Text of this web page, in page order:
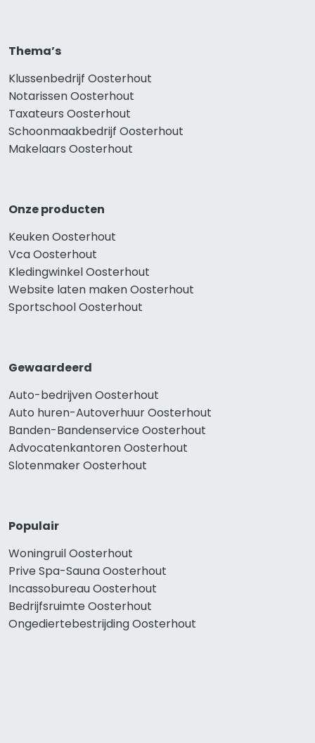
Thema’s
Klussenbedrijf Oosterhout
Notarissen Oosterhout
Taxateurs Oosterhout
Schoonmaakbedrijf Oosterhout
Makelaars Oosterhout
Onze producten
Keuken Oosterhout
Vca Oosterhout
Kledingwinkel Oosterhout
Website laten maken Oosterhout
Sportschool Oosterhout
Gewaardeerd
Auto-bedrijven Oosterhout
Auto huren-Autoverhuur Oosterhout
Banden-Bandenservice Oosterhout
Advocatenkantoren Oosterhout
Slotenmaker Oosterhout
Populair
Woningruil Oosterhout
Prive Spa-Sauna Oosterhout
Incassobureau Oosterhout
Bedrijfsruimte Oosterhout
Ongediertebestrijding Oosterhout